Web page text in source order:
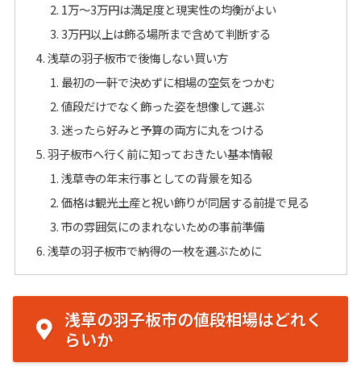
1万〜3万円は満足度と現実性の均衡がよい
3万円以上は飾る場所まで含めて判断する
浅草の羽子板市で後悔しない買い方
最初の一軒で決めずに相場の空気をつかむ
値段だけでなく飾った姿を想像して選ぶ
迷ったら好みと予算の両方に丸をつける
羽子板市へ行く前に知っておきたい基本情報
浅草寺の年末行事としての背景を知る
価格は観光土産と祝い飾りが同居する前提で見る
市の雰囲気にのまれないための事前準備
浅草の羽子板市で納得の一枚を選ぶために
浅草の羽子板市の値段相場はどれく
らいか